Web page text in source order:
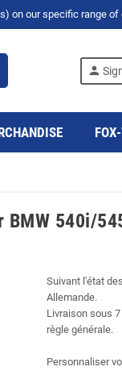
on our specific range of
person
540i/
Suivant l'état
Allemande.
Livraison sous
règle générale.
Personnaliser